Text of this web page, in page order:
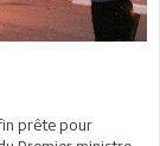
prête pour